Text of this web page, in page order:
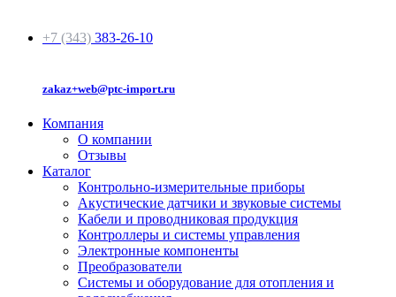
+7 (343) 383-26-10
zakaz+web@ptc-import.ru
Компания
О компании
Отзывы
Каталог
Контрольно-измерительные приборы
Акустические датчики и звуковые системы
Кабели и проводниковая продукция
Контроллеры и системы управления
Электронные компоненты
Преобразователи
Системы и оборудование для отопления и